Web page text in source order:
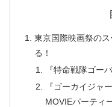
東京国際映画祭の
る！
『特命戦隊ゴー
『ゴーカイジャ
MOVIEパーティ